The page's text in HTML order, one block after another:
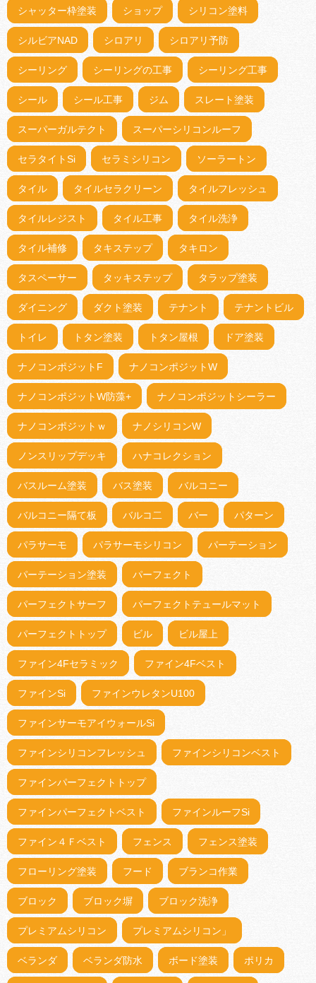
シャッター枠塗装 ショップ シリコン塗料
シルビアNAD シロアリ シロアリ予防
シーリング シーリングの工事 シーリング工事
シール シール工事 ジム スレート塗装
スーパーガルテクト スーパーシリコンルーフ
セラタイトSi セラミシリコン ソーラートン
タイル タイルセラクリーン タイルフレッシュ
タイルレジスト タイル工事 タイル洗浄
タイル補修 タキステップ タキロン
タスペーサー タッキステップ タラップ塗装
ダイニング ダクト塗装 テナント テナントビル
トイレ トタン塗装 トタン屋根 ドア塗装
ナノコンポジットF ナノコンポジットW
ナノコンポジットW防藻+ ナノコンポジットシーラー
ナノコンポジットｗ ナノシリコンW
ノンスリップデッキ ハナコレクション
バスルーム塗装 バス塗装 バルコニー
バルコニー隔て板 バルコ二 バー パターン
パラサーモ パラサーモシリコン パーテーション
パーテーション塗装 パーフェクト
パーフェクトサーフ パーフェクトテュールマット
パーフェクトトップ ビル ビル屋上
ファイン4Fセラミック ファイン4Fベスト
ファインSi ファインウレタンU100
ファインサーモアイウォールSi
ファインシリコンフレッシュ ファインシリコンベスト
ファインパーフェクトトップ
ファインパーフェクトベスト ファインルーフSi
ファイン４Ｆベスト フェンス フェンス塗装
フローリング塗装 フード ブランコ作業
ブロック ブロック塀 ブロック洗浄
プレミアムシリコン プレミアムシリコン」
ベランダ ベランダ防水 ボード塗装 ポリカ